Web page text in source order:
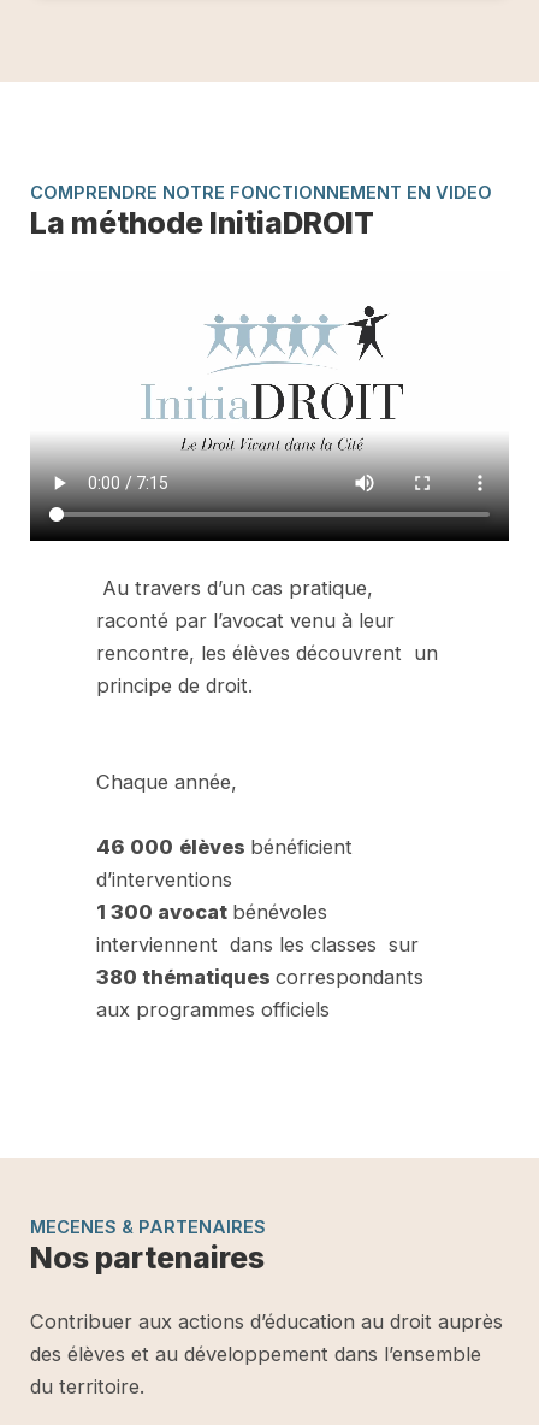
COMPRENDRE NOTRE FONCTIONNEMENT EN VIDEO
La méthode InitiaDROIT
Au travers d’un cas pratique,
raconté par l’avocat venu à leur
rencontre, les élèves découvrent un
principe de droit.
Chaque année,
46 000 élèves bénéficient
d’interventions
1 300 avocat bénévoles
interviennent dans les classes sur
380 thématiquescorrespondants
aux programmes officiels
MECENES & PARTENAIRES
Nos partenaires
Contribuer aux actions d’éducation au droit auprès
des élèves et au développement dans l’ensemble
du territoire.